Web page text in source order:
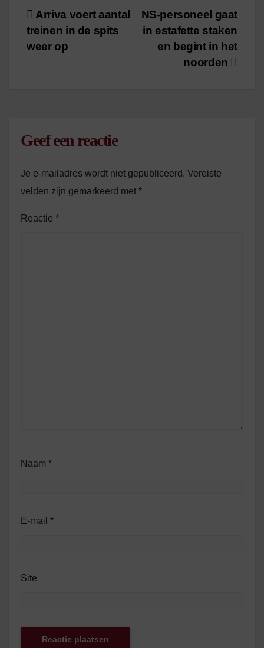
Bericht
navigatie
NS-personeel gaat
in estafette staken
en begint in het
noorden
Arriva voert aantal
treinen in de spits
weer op
Geef een reactie
Je e-mailadres wordt niet gepubliceerd. Vereiste
velden zijn gemarkeerd met *
Reactie *
Naam *
E-mail *
Site